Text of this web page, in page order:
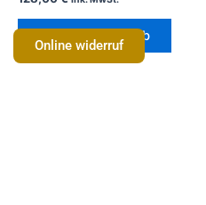
In den Warenkorb
Online widerruf